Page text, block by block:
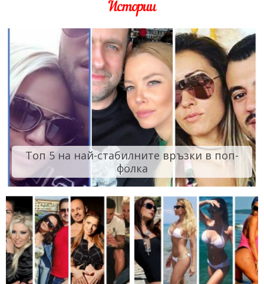
Истории
Топ 5 на най-стабилните връзки в поп-
фолка